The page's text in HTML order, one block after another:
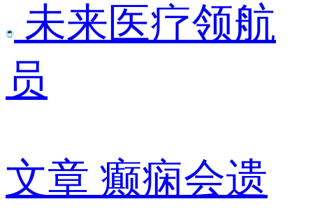
未来医疗领航
员
文章 癫痫会遗